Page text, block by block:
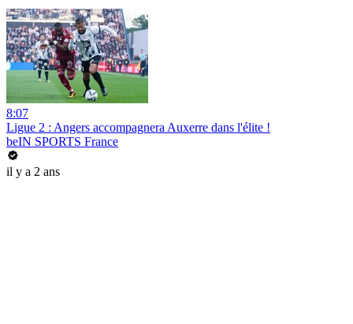
8:07
Ligue 2 : Angers accompagnera Auxerre dans l'élite !
beIN SPORTS France
il y a 2 ans